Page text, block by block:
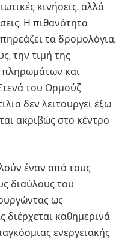
κινήσεις, αλλά
Η πιθανότητα
τα δρομολόγια,
την τιμή της
πληρωμάτων και
του Ορμούζ
δεν λειτουργεί έξω
ακριβώς στο κέντρο
έναν από τους
διαύλους του
ως
διέρχεται καθημερινά
ενεργειακής